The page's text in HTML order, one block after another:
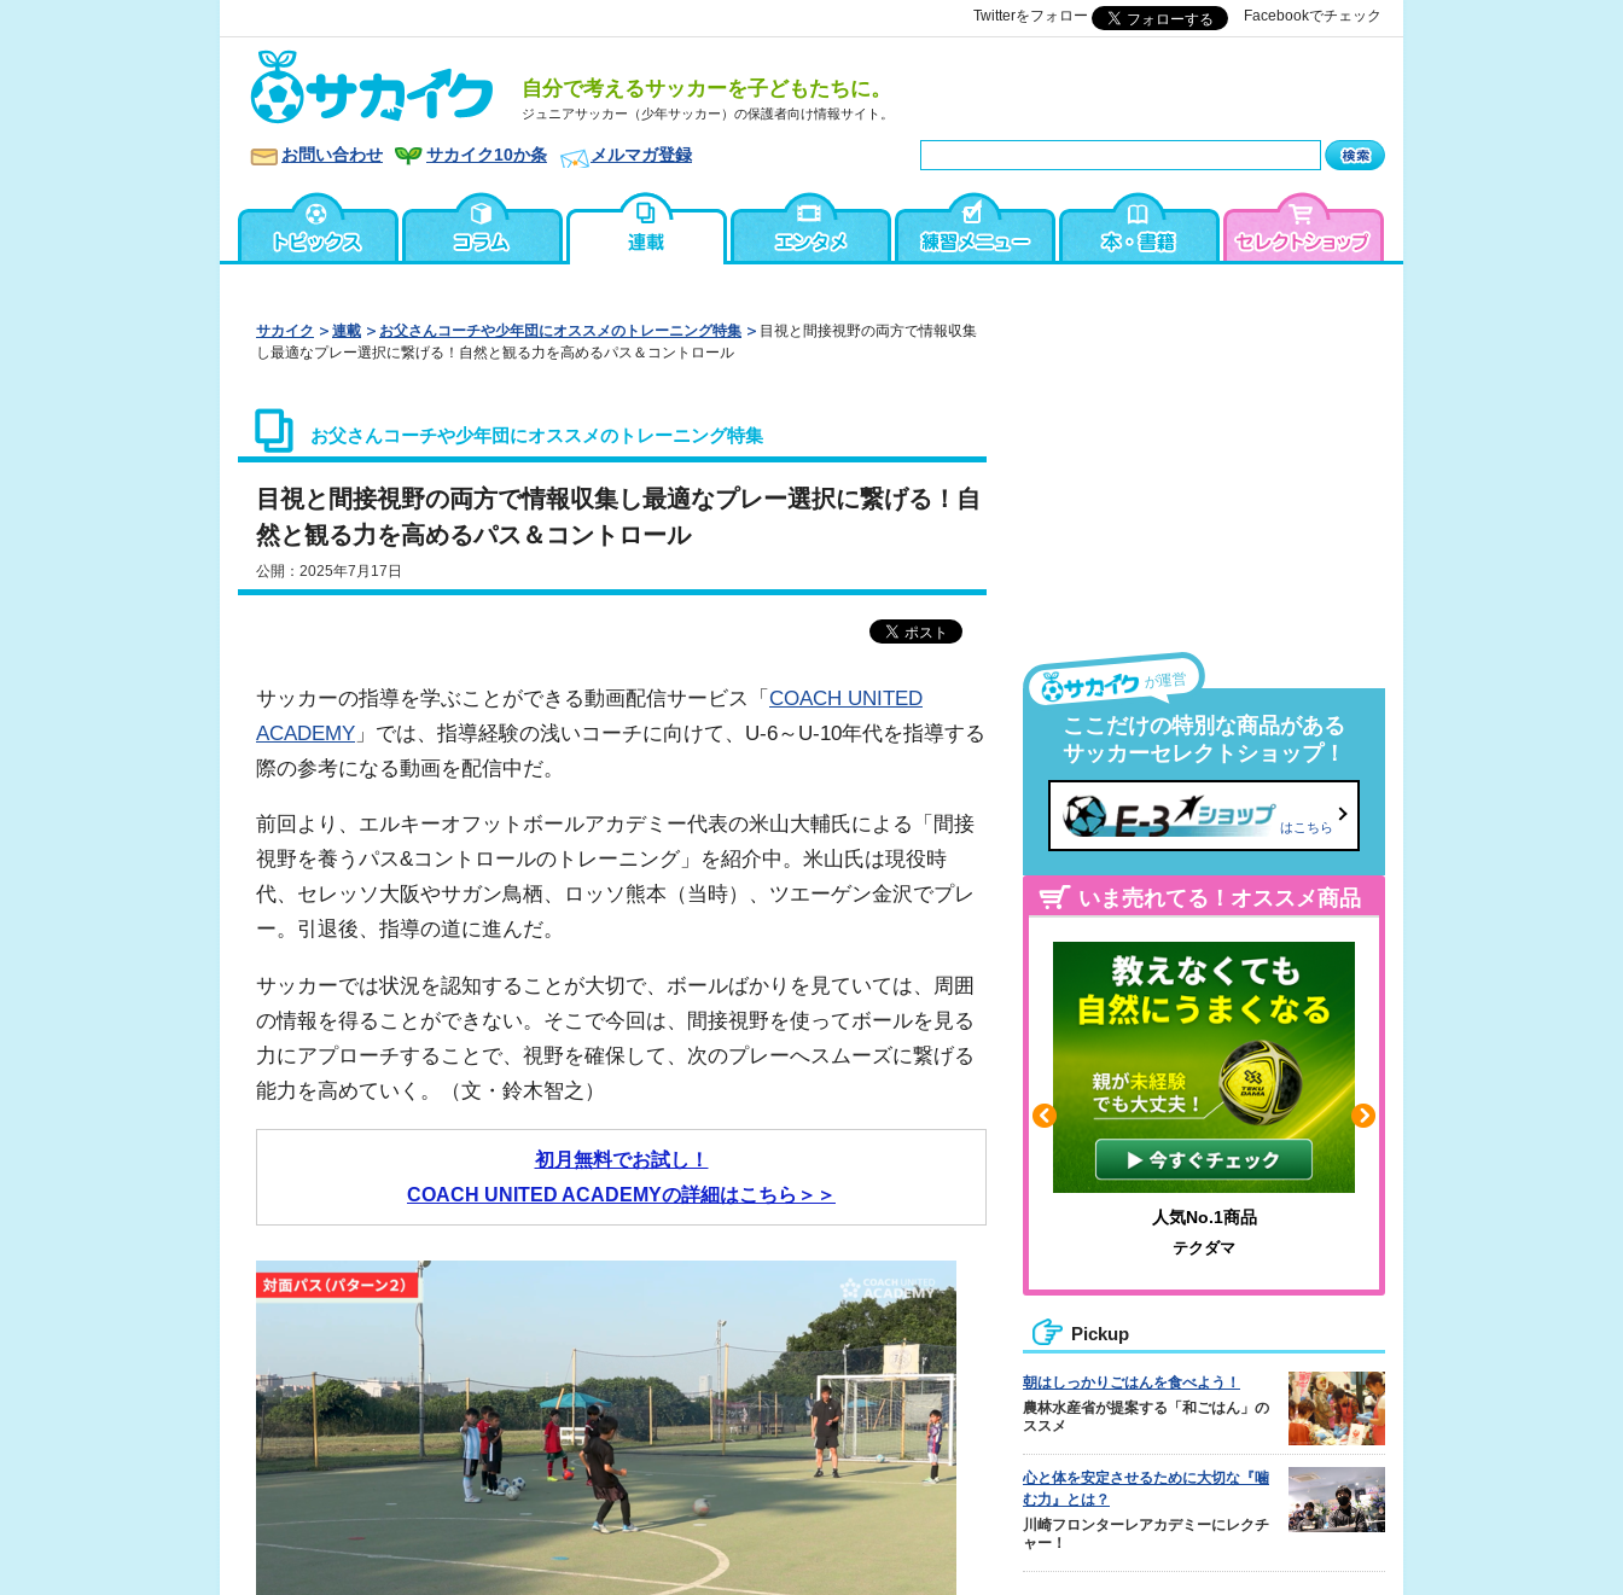
Twitterをフォロー Facebookでチェック
自分で考えるサッカーを子どもたちに。
ジュニアサッカー（少年サッカー）の保護者向け情報サイト。
お問い合わせ サカイク10か条 メルマガ登録
サカイク 連載 お父さんコーチや少年団にオススメのトレーニング特集
目視と間接視野の両方で情報収集
し最適なプレー選択に繋げる！自然と観る力を高めるパス＆コントロール
お父さんコーチや少年団にオススメのトレーニング特集
目視と間接視野の両方で情報収集し最適なプレー選択に繋げる！自
然と観る力を高めるパス＆コントロール
公開：2025年7月17日
サッカーの指導を学ぶことができる動画配信サービス「 COACH UNITED
ACADEMY 」では、指導経験の浅いコーチに向けて、U-6～U-10年代を指導する
際の参考になる動画を配信中だ。
前回より、エルキーオフットボールアカデミー代表の米山大輔氏による「間接
視野を養うパス&コントロールのトレーニング」を紹介中。米山氏は現役時
代、セレッソ大阪やサガン鳥栖、ロッソ熊本（当時）、ツエーゲン金沢でプレ
ー。引退後、指導の道に進んだ。
サッカーでは状況を認知することが大切で、ボールばかりを見ていては、周囲
の情報を得ることができない。そこで今回は、間接視野を使ってボールを見る
力にアプローチすることで、視野を確保して、次のプレーへスムーズに繋げる
能力を高めていく。（文・鈴木智之）
初月無料でお試し！
COACH UNITED ACADEMYの詳細はこちら＞＞
が運営
ここだけの特別な商品がある
サッカーセレクトショップ！
はこちら
いま売れてる！オススメ商品
わかりやすい質問に沿って書ける
サカイクサッカーノート
Pickup
朝はしっかりごはんを食べよう！
農林水産省が提案する「和ごはん」の
ススメ
心と体を安定させるために大切な『噛
む力』とは？
川崎フロンターレアカデミーにレクチ
ャー！